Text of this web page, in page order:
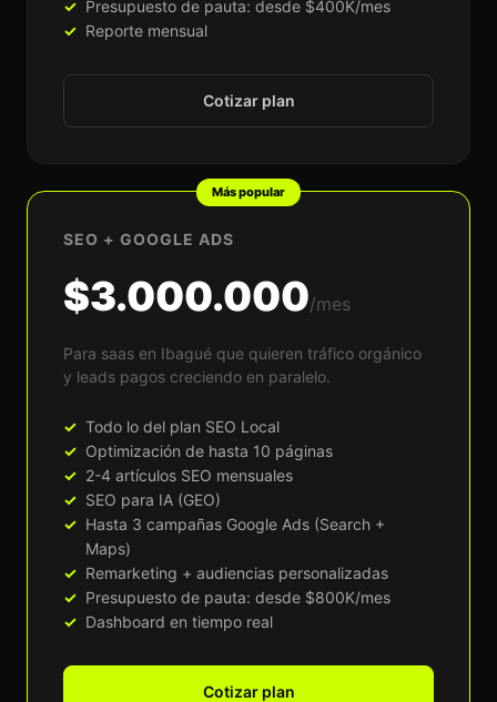
Presupuesto de pauta: desde $400K/mes
Reporte mensual
Cotizar plan
Más popular
SEO + GOOGLE ADS
$3.000.000/mes
Para saas en Ibagué que quieren tráfico orgánico
y leads pagos creciendo en paralelo.
Todo lo del plan SEO Local
Optimización de hasta 10 páginas
2-4 artículos SEO mensuales
SEO para IA (GEO)
Hasta 3 campañas Google Ads (Search +
Maps)
Remarketing + audiencias personalizadas
Presupuesto de pauta: desde $800K/mes
Dashboard en tiempo real
Cotizar plan